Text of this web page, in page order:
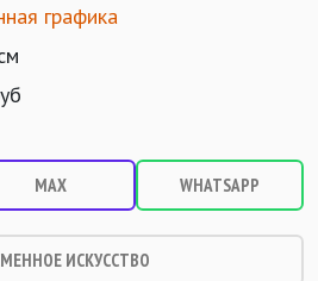
графика
MAX WHATSAPP
ИСКУССТВО